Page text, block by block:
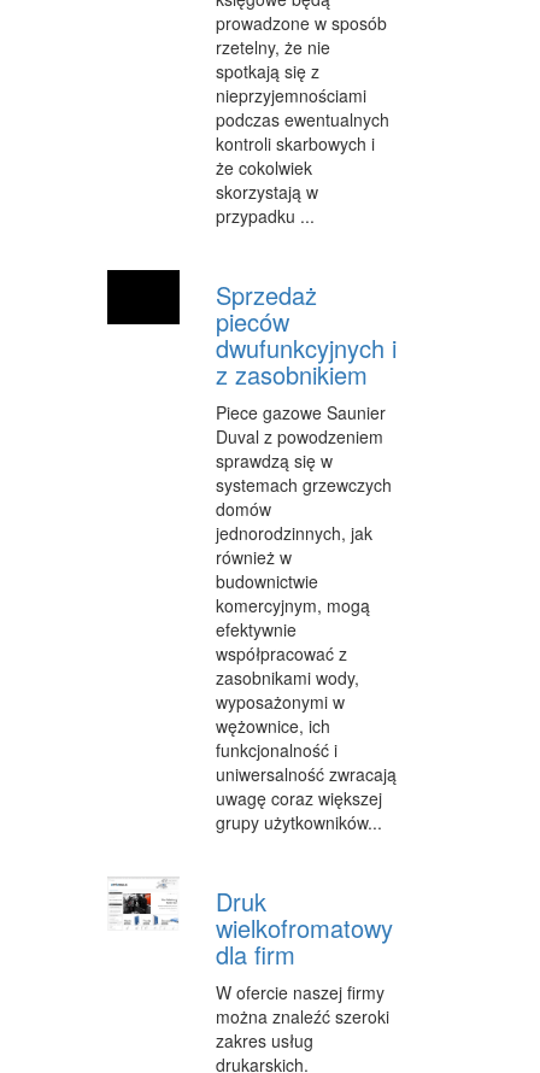
INNE AGENCJE
WIGOR
IMPREZY INTEGRACYJNE
HOBBY
ZAJĘCIA SPORTOWE I REKREACYJNE
INFORMATYCZNE
RESTAURACJE, CATERING
FOTOGRAFIA
ADWOKACI, PORADY PRAWNE
SPRZĄTANIE, PORZĄDKOWANIE
SERWIS
OPIEKA
INNE USŁUGI
KURIER, PRZESYŁKI
WYCIECZKI
HOTELE I NOCLEGI
PODRÓŻE
DIETETYKA, ODCHUDZANIE
KOSMETYKI
LECZENIE
SALONY KOSMETYCZNE
prowadzone w sposób
rzetelny, że nie
spotkają się z
nieprzyjemnościami
podczas ewentualnych
kontroli skarbowych i
że cokolwiek
skorzystają w
przypadku ...
Sprzedaż
pieców
dwufunkcyjnych i
z zasobnikiem
Piece gazowe Saunier
Duval z powodzeniem
sprawdzą się w
systemach grzewczych
domów
jednorodzinnych, jak
również w
budownictwie
komercyjnym, mogą
efektywnie
współpracować z
zasobnikami wody,
wyposażonymi w
wężownice, ich
funkcjonalność i
uniwersalność zwracają
uwagę coraz większej
grupy użytkowników...
Druk
wielkofromatowy
dla firm
W ofercie naszej firmy
można znaleźć szeroki
zakres usług
drukarskich.